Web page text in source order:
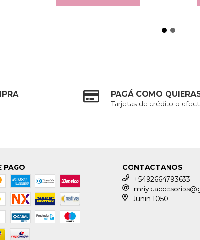
PAGÁ COMO
Tarjetas de crédito o
PAGO
CONTACTANOS
+5492664793633
Junin 1050